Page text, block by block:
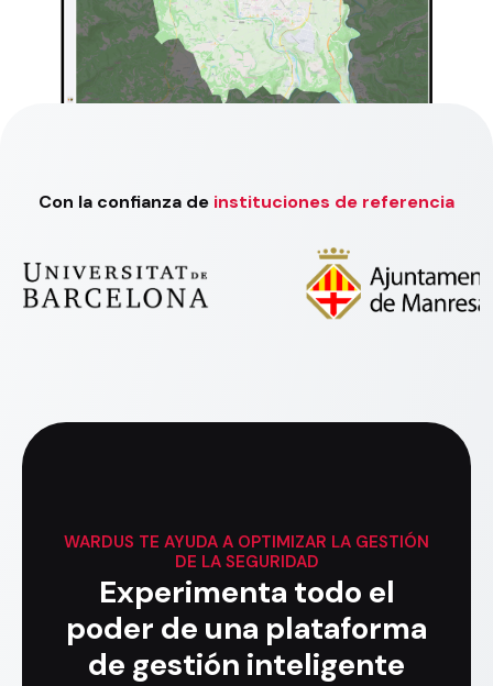
Con la confianza de instituciones de referencia
WARDUS TE AYUDA A OPTIMIZAR LA GESTIÓN
DE LA SEGURIDAD
Experimenta todo el
poder de una plataforma
de gestión inteligente